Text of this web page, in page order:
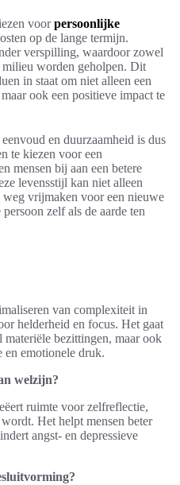
voorpersoonlijke
op de lange termijn.
verspilling, waardoor zowel
worden geholpen. Dit
in staat om niet alleen een
ook een positieve impact te
en duurzaamheid is dus
te kiezen voor een
mensen bij aan een betere
levensstijl kan niet alleen
weg vrijmaken voor een nieuwe
zelf als de aarde ten
van complexiteit in
helderheid en focus. Het gaat
materiële bezittingen, maar ook
en emotionele druk.
welzijn?
ruimte voor zelfreflectie,
Het helpt mensen beter
angst- en depressieve